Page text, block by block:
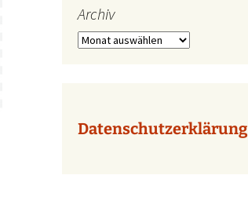
Archiv
Archiv
Datenschutzerklärung